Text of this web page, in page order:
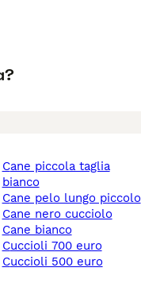
cane piccola taglia
bianco
cane pelo lungo piccolo
cane nero cucciolo
cane bianco
cuccioli 700 euro
cuccioli 500 euro